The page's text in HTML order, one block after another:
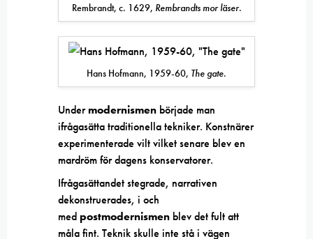
Rembrandt, c. 1629, Rembrandts mor läser.
Hans Hofmann, 1959-60, The gate.
Undermodernismenbörjade man
ifrågasätta traditionella tekniker. Konstnärer
experimenterade vilt vilket senare blev en
mardröm för dagens konservatorer.
Ifrågasättandet stegrade, narrativen
dekonstruerades, i och
medpostmodernismenblev det fult att
måla fint. Teknik skulle inte stå i vägen